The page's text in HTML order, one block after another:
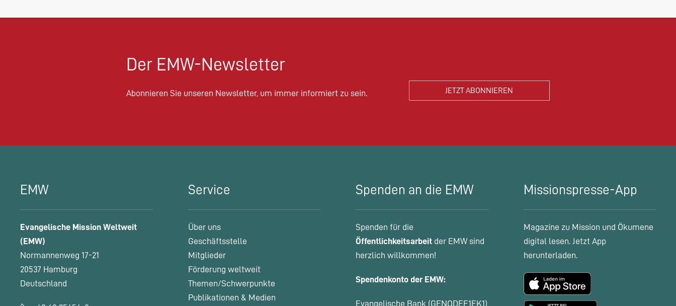
Der EMW-Newsletter
Abonnieren Sie unseren Newsletter, um immer informiert zu sein.
EMW
Evangelische Mission Weltweit
(EMW)
Normannenweg 17-21
20537 Hamburg
Deutschland
Service
Über uns
Geschäftsstelle
Mitglieder
Förderung weltweit
Themen/Schwerpunkte
Publikationen & Medien
Spenden an die EMW
Spenden für die
Öffentlichkeitsarbeit der EMW sind
herzlich willkommen!
Spendenkonto der EMW:
Evangelische Bank (GENODEF1EK1)
Missionspresse-App
Magazine zu Mission und Ökumene
digital lesen. Jetzt App
herunterladen.